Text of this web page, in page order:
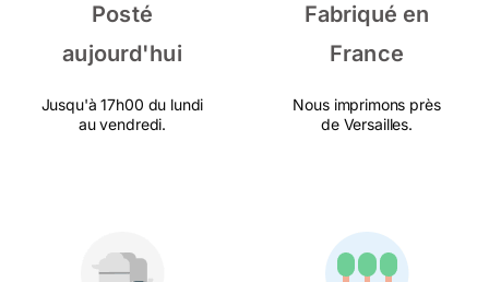
Posté
aujourd'hui
Jusqu'à 17h00 du lundi
au vendredi.
Fabriqué en
France
Nous imprimons près
de Versailles.